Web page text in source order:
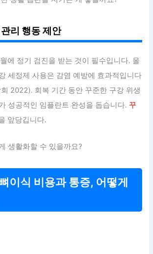
리 행동 제안
에 정기 검진을 받는 것이 필수입니다. 올
세정제 사용은 감염 예방에 효과적입니다
2022). 회복 기간 동안 꾸준한 구강 위생
성공적인 임플란트 완성을 돕습니다. 꾸
앞당깁니다.
생활화할 수 있을까요?
이식 비용과 통증, 어떻게